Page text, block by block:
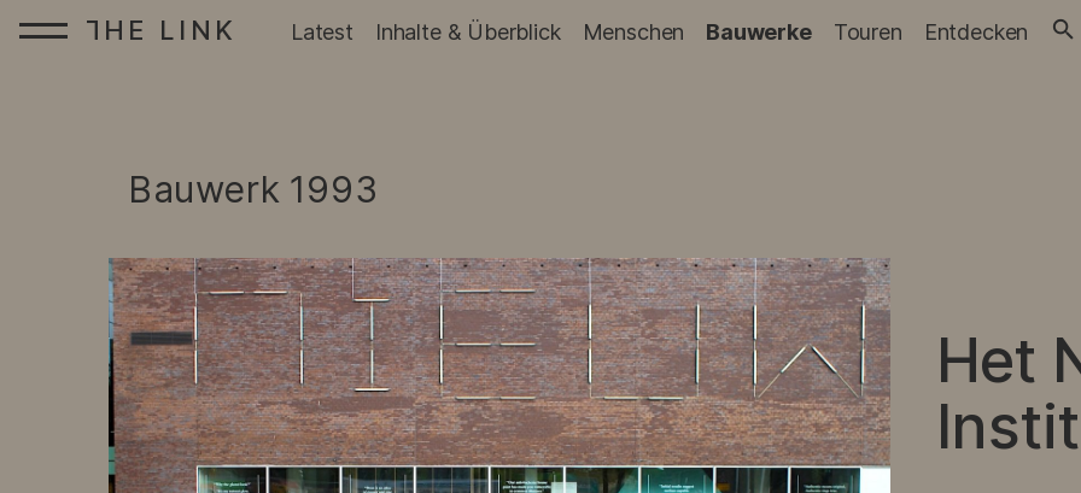
Zum Inhalt springen
T
HE LINK Startseite:
Latest Inhalte & Überblick Menschen Bauwerke Touren Entdecken
Het
Bauwerk 1993